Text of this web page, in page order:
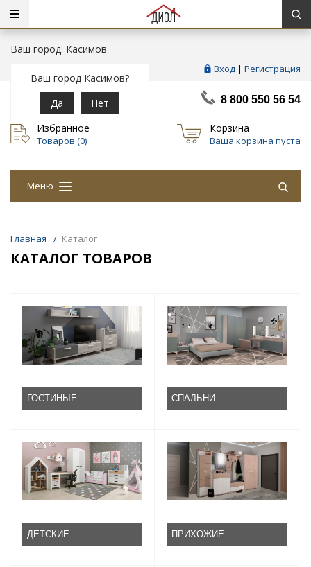
Ваш город: Касимов
Ваш город Касимов?
Да
Нет
Вход | Регистрация
8 800 550 56 54
Избранное
Товаров (0)
Корзина
Ваша корзина пуста
Меню
Главная / Каталог
КАТАЛОГ ТОВАРОВ
ГОСТИНЫЕ СПАЛЬНИ
ДЕТСКИЕ ПРИХОЖИЕ